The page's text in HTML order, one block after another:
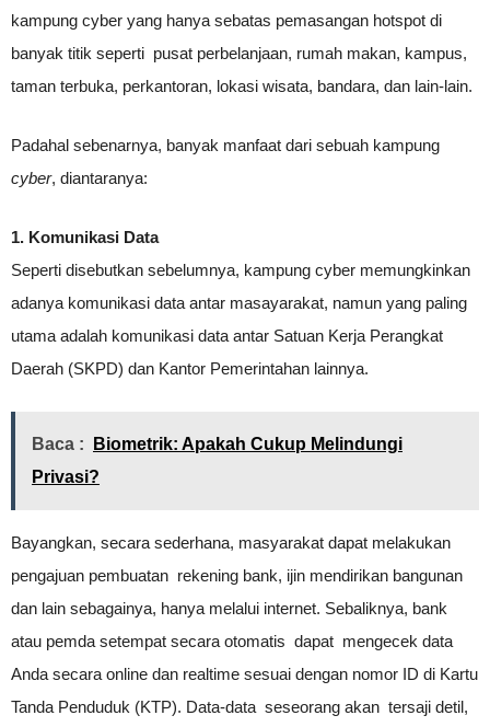
kampung cyber yang hanya sebatas pemasangan hotspot di
banyak titik seperti pusat perbelanjaan, rumah makan, kampus,
taman terbuka, perkantoran, lokasi wisata, bandara, dan lain-lain.
Padahal sebenarnya, banyak manfaat dari sebuah kampung
cyber, diantaranya:
1. Komunikasi Data
Seperti disebutkan sebelumnya, kampung cyber memungkinkan
adanya komunikasi data antar masayarakat, namun yang paling
utama adalah komunikasi data antar Satuan Kerja Perangkat
Daerah (SKPD) dan Kantor Pemerintahan lainnya.
Baca :
Biometrik: Apakah Cukup Melindungi
Privasi?
Bayangkan, secara sederhana, masyarakat dapat melakukan
pengajuan pembuatan rekening bank, ijin mendirikan bangunan
dan lain sebagainya, hanya melalui internet. Sebaliknya, bank
atau pemda setempat secara otomatis dapat mengecek data
Anda secara online dan realtime sesuai dengan nomor ID di Kartu
Tanda Penduduk (KTP). Data-data seseorang akan tersaji detil,